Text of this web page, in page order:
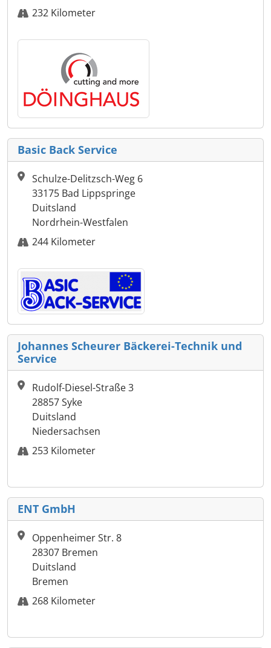
232 Kilometer
Basic Back Service
Schulze-Delitzsch-Weg 6
33175 Bad Lippspringe
Duitsland
Nordrhein-Westfalen
244 Kilometer
Johannes Scheurer Bäckerei-Technik und
Service
Rudolf-Diesel-Straße 3
28857 Syke
Duitsland
Niedersachsen
253 Kilometer
ENT GmbH
Oppenheimer Str. 8
28307 Bremen
Duitsland
Bremen
268 Kilometer